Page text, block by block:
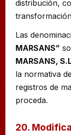
distribución,
Las
MARSANS”
MARSANS,
la normativa
registros de
proceda.
20.